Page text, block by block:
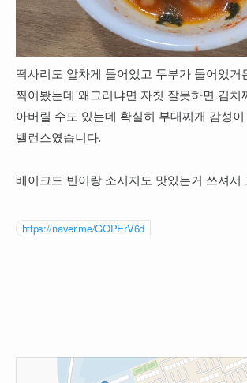
떡사리도 알차게 들어있고 두부가 들어있거
찍어봤는데 왜그러냐면 자칫 잘못하면 김치
아버릴 수도 있는데 확실히 부대찌개 감성
밸런스였습니다.
베이크드 빈이랑 소시지도 맛있는거 쓰셔서
https://naver.me/GOPErV6d